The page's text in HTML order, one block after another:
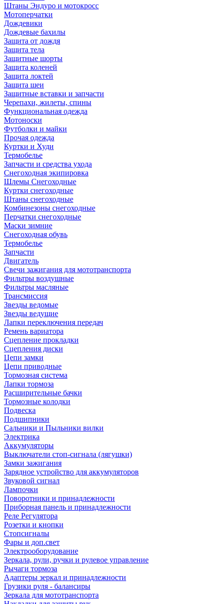
Штаны Эндуро и мотокросс
Мотоперчатки
Дождевики
Дождевые бахилы
Защита от дождя
Защита тела
Защитные шорты
Защита коленей
Защита локтей
Защита шеи
Защитные вставки и запчасти
Черепахи, жилеты, спины
Функциональная одежда
Мотоноски
Футболки и майки
Прочая одежда
Куртки и Худи
Термобелье
Запчасти и средства ухода
Снегоходная экипировка
Шлемы Снегоходные
Куртки снегоходные
Штаны снегоходные
Комбинезоны снегоходные
Перчатки снегоходные
Маски зимние
Снегоходная обувь
Термобелье
Запчасти
Двигатель
Свечи зажигания для мототранспорта
Фильтры воздушные
Фильтры масляные
Трансмиссия
Звезды ведомые
Звезды ведущие
Лапки переключения передач
Ремень вариатора
Сцепление прокладки
Сцепления диски
Цепи замки
Цепи приводные
Тормозная система
Лапки тормоза
Расширительные бачки
Тормозные колодки
Подвеска
Подшипники
Сальники и Пыльники вилки
Электрика
Аккумуляторы
Выключатели стоп-сигнала (лягушки)
Замки зажигания
Зарядное устройство для аккумуляторов
Звуковой сигнал
Лампочки
Поворотники и принадлежности
Приборная панель и принадлежности
Реле Регулятора
Розетки и кнопки
Стопсигналы
Фары и доп.свет
Электрооборудование
Зеркала, рули, ручки и рулевое управление
Рычаги тормоза
Адаптеры зеркал и принадлежности
Грузики руля - балансиры
Зеркала для мототранспорта